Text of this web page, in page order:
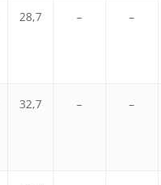
28,7 – –
32,7 – –